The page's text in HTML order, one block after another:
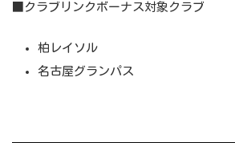
■クラブリンクボーナス対象クラブ
柏レイソル
名古屋グランパス